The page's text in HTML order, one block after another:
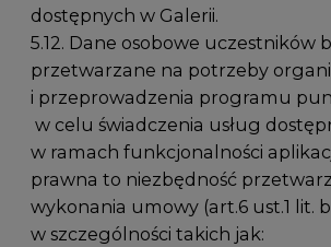
dostępnych w Galerii.
5.12. Dane osobowe uczestników
przetwarzane na potrzeby
i przeprowadzenia programu
w celu świadczenia usług
w ramach funkcjonalności
prawna to niezbędność
wykonania umowy (art.6 ust.1 lit.
w szczególności takich jak: